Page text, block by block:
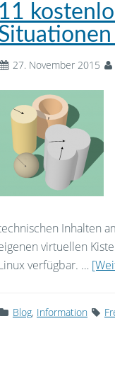
11
27. November 2015
Inhalten
virtuellen
verfügbar. …
Blog, Information